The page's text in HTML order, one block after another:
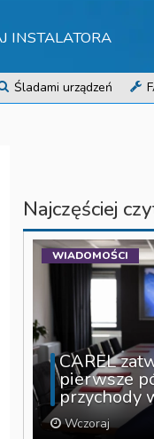
INSTALATORA
Śladami urządzeń
Najczęściej
CAREL
pierwsze
przychody
Wczoraj
WIADOMOŚCI